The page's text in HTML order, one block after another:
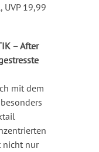
UVP 19,99
– After
mit dem
nicht nur